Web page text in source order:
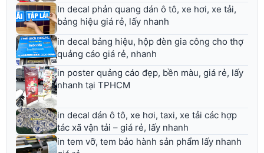
In decal phản quang dán ô tô, xe hơi, xe tải,
bảng hiệu giá rẻ, lấy nhanh
in decal bảng hiệu, hộp đèn gia công cho thợ
quảng cáo giá rẻ, nhanh
in poster quảng cáo đẹp, bền màu, giá rẻ, lấy
nhanh tại TPHCM
in decal dán ô tô, xe hơi, taxi, xe tải các hợp
tác xã vận tải – giá rẻ, lấy nhanh
in tem vỡ, tem bảo hành sản phẩm lấy nhanh